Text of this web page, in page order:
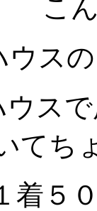
こ
ウス
ス
てち
着５